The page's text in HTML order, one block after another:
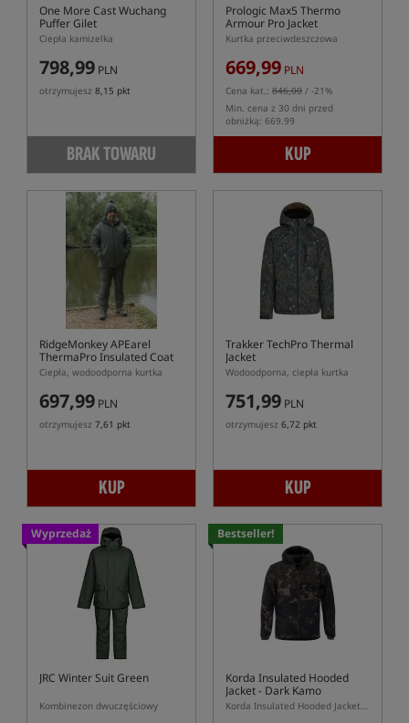
One More Cast Wuchang
Puffer Gilet
Ciepła kamizelka
798,99 PLN
otrzymujesz 8,15 pkt
BRAK TOWARU
Prologic Max5 Thermo
Armour Pro Jacket
Kurtka przeciwdeszczowa
669,99 PLN
Cena kat.: 846,00 / -21%
Min. cena z 30 dni przed
obniżką: 669.99
KUP
RidgeMonkey APEarel
ThermaPro Insulated Coat
Ciepła, wodoodporna kurtka
697,99 PLN
otrzymujesz 7,61 pkt
KUP
Trakker TechPro Thermal
Jacket
Wodoodporna, ciepła kurtka
751,99 PLN
otrzymujesz 6,72 pkt
KUP
Wyprzedaż
JRC Winter Suit Green
Kombinezon dwuczęściowy
Bestseller!
Korda Insulated Hooded
Jacket - Dark Kamo
Korda Insulated Hooded Jacket Dark Kamo – ocieplana kurtka karpiowa z kapturem